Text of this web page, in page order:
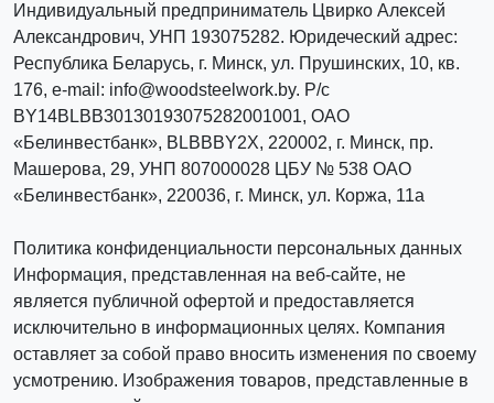
Индивидуальный предприниматель Цвирко Алексей
Александрович, УНП 193075282. Юридеческий адрес:
Республика Беларусь, г. Минск, ул. Прушинских, 10, кв.
176, e-mail: info@woodsteelwork.by. Р/с
BY14BLBB30130193075282001001, ОАО
«Белинвестбанк», BLBBBY2X, 220002, г. Минск, пр.
Машерова, 29, УНП 807000028 ЦБУ № 538 ОАО
«Белинвестбанк», 220036, г. Минск, ул. Коржа, 11а
Политика конфиденциальности персональных данных
Информация, представленная на веб-сайте, не
является публичной офертой и предоставляется
исключительно в информационных целях. Компания
оставляет за собой право вносить изменения по своему
усмотрению. Изображения товаров, представленные в